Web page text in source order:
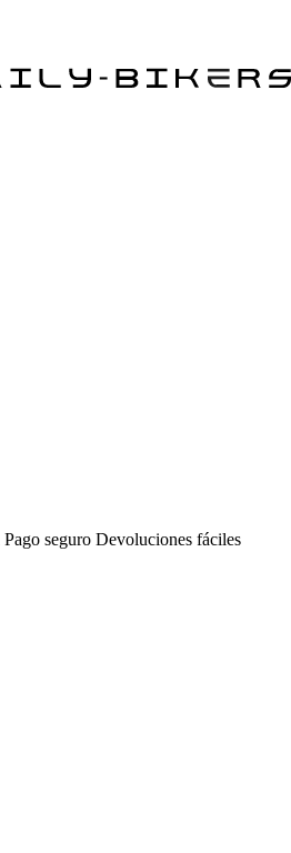
Pago seguro Devoluciones fáciles